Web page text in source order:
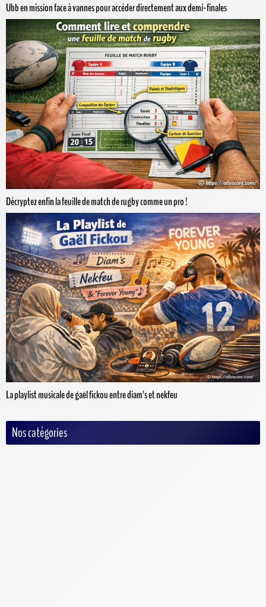
Ubb en mission face à vannes pour accéder directement aux demi-finales
Décryptez enfin la feuille de match de rugby comme un pro !
La playlist musicale de gaël fickou entre diam's et nekfeu
Nos catégories